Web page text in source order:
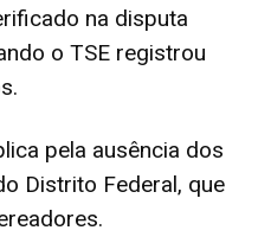
na disputa
o TSE registrou
pela ausência dos
Distrito Federal, que